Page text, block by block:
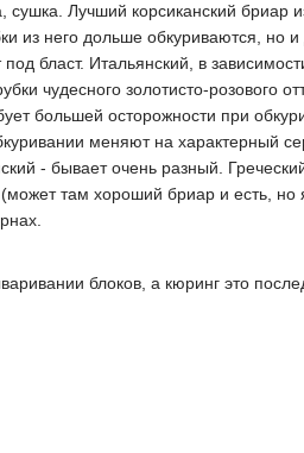
Лучший корсиканский бриар
из него дольше обкуриваются, но
бласт. Итальянский, в
чудесного золотисто-розового
большей осторожности при
меняют на характерный
- бывает очень разный.
там хороший бриар и есть, но я
блоков, а кюринг это